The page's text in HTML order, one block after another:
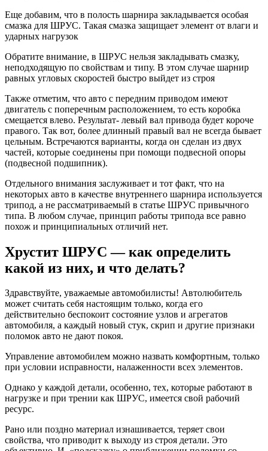
Еще добавим, что в полость шарнира закладывается особая
смазка для ШРУС. Такая смазка защищает элемент от влаги и
ударных нагрузок
Обратите внимание, в ШРУС нельзя закладывать смазку,
неподходящую по свойствам и типу. В этом случае шарнир
равных угловых скоростей быстро выйдет из строя
Также отметим, что авто с передним приводом имеют
двигатель с поперечным расположением, то есть коробка
смещается влево. Результат- левый вал привода будет короче
правого. Так вот, более длинный правый вал не всегда бывает
цельным. Встречаются варианты, когда он сделан из двух
частей, которые соединены при помощи подвесной опоры
(подвесной подшипник).
Отдельного внимания заслуживает и тот факт, что на
некоторых авто в качестве внутреннего шарнира используется
трипод, а не рассматриваемый в статье ШРУС привычного
типа. В любом случае, принцип работы трипода все равно
похож и принципиальных отличий нет.
Хрустит ШРУС — как определить
какой из них, и что делать?
Здравствуйте, уважаемые автомобилисты! Автолюбитель
может считать себя настоящим только, когда его
действительно беспокоит состояние узлов и агрегатов
автомобиля, а каждый новый стук, скрип и другие признаки
поломок авто не дают покоя.
Управление автомобилем можно назвать комфортным, только
при условии исправности, налаженности всех элементов.
Однако у каждой детали, особенно, тех, которые работают в
нагрузке и при трении как ШРУС, имеется свой рабочий
ресурс.
Рано или поздно материал изнашивается, теряет свои
свойства, что приводит к выходу из строя детали. Это